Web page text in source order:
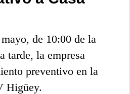
de 10:00 de la
tarde, la empresa
preventivo en la
Higüey.